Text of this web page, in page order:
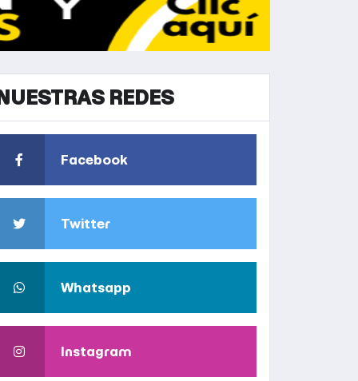
REDES
Facebook
Twitter
Whatsapp
Instagram